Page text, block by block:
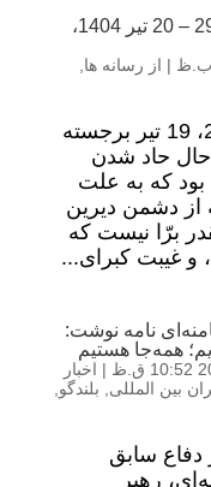
ستون نیم نگاهی به اخبار – چکیده 29 – 20 تیر 1404،
| از رسانه ها
علی ناظر: چنانکه در چکیده 28، 19 تیر برجسته
حاد شدن
که به علت
از دشمن دیرین
برّا نیست که
و غیبت کبرای...
نامه نوشت:
همه‌جا هستیم
| اخبار
بین المللی بلندگو
وزیر دفاع سابق
رهبر